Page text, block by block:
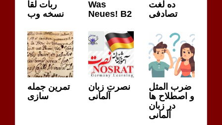
ربات لقا
نسخه وب
Was
Neues! B2
ده لغت
تصادفی
تمرین جمله
سازی
نصرت زبان
آلمانی
ضرب المثل
و اصطلاح ها
در زبان
آلمانی